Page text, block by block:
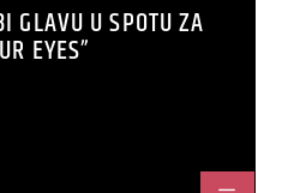
GLAVU U SPOTU ZA
EYES”